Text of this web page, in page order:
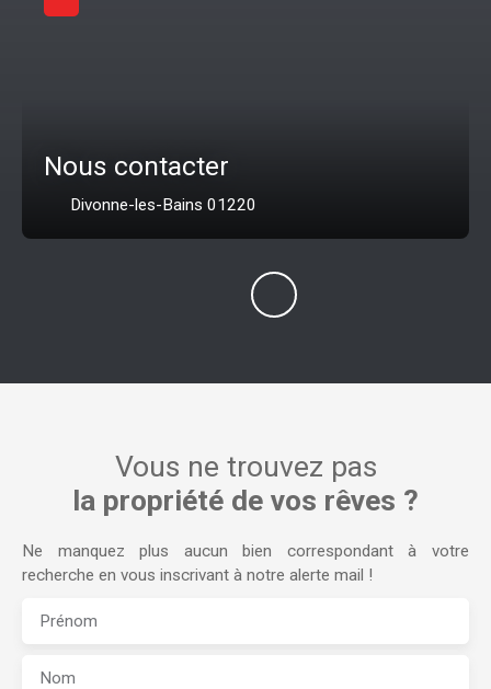
Nous contacter
Divonne-les-Bains 01220
Vous ne trouvez pas
la propriété de vos rêves ?
Ne manquez plus aucun bien correspondant à votre
recherche en vous inscrivant à notre alerte mail !
Prénom
Nom